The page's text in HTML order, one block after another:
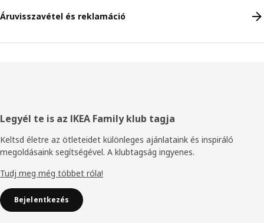
Áruvisszavétel és reklamáció
Élőláb
Legyél te is az IKEA Family klub tagja
Keltsd életre az ötleteidet különleges ajánlataink és inspiráló
megoldásaink segítségével. A klubtagság ingyenes.
Tudj meg még többet róla!
Bejelentkezés